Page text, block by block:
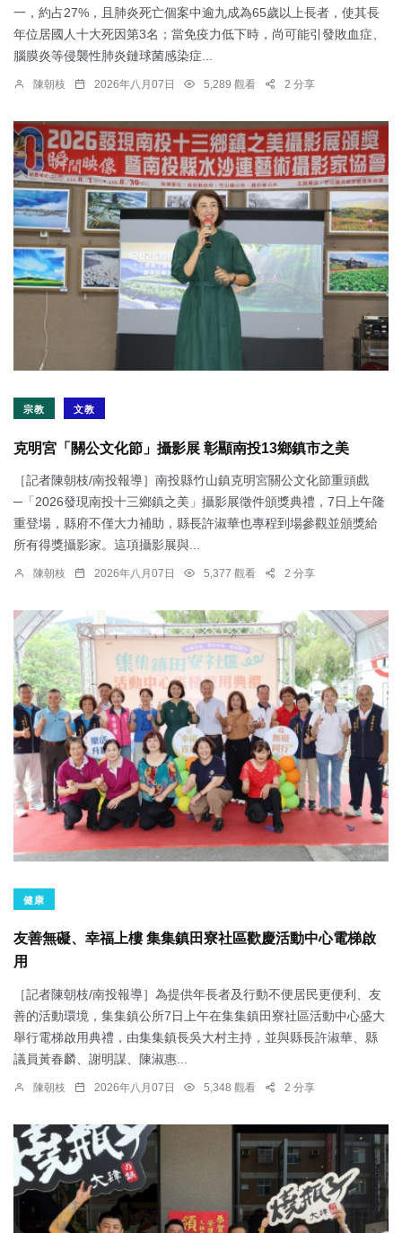
一，約占27%，且肺炎死亡個案中逾九成為65歲以上長者，使其長
年位居國人十大死因第3名；當免疫力低下時，尚可能引發敗血症、
腦膜炎等侵襲性肺炎鏈球菌感染症...
陳朝枝 2026年八月07日 5,289 觀看 2 分享
宗教 文教
克明宮「關公文化節」攝影展 彰顯南投13鄉鎮市之美
［記者陳朝枝/南投報導］南投縣竹山鎮克明宮關公文化節重頭戲
─「2026發現南投十三鄉鎮之美」攝影展徵件頒獎典禮，7日上午隆
重登場，縣府不僅大力補助，縣長許淑華也專程到場參觀並頒獎給
所有得獎攝影家。這項攝影展與...
陳朝枝 2026年八月07日 5,377 觀看 2 分享
健康
友善無礙、幸福上樓 集集鎮田寮社區歡慶活動中心電梯啟
用
［記者陳朝枝/南投報導］為提供年長者及行動不便居民更便利、友
善的活動環境，集集鎮公所7日上午在集集鎮田寮社區活動中心盛大
舉行電梯啟用典禮，由集集鎮長吳大村主持，並與縣長許淑華、縣
議員黃春麟、謝明謀、陳淑惠...
陳朝枝 2026年八月07日 5,348 觀看 2 分享